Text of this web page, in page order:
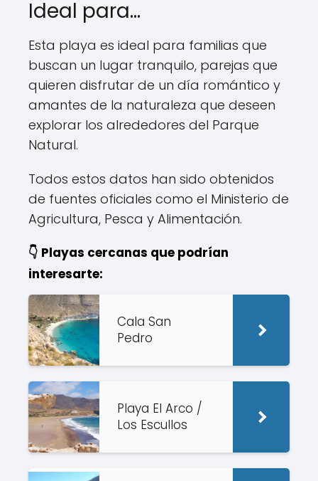
Ideal para…
Esta playa es ideal para familias que
buscan un lugar tranquilo, parejas que
quieren disfrutar de un día romántico y
amantes de la naturaleza que deseen
explorar los alrededores del Parque
Natural.
Todos estos datos han sido obtenidos
de fuentes oficiales como el Ministerio de
Agricultura, Pesca y Alimentación.
👇 Playas cercanas que podrían
interesarte:
Cala San
Pedro
Playa El Arco /
Los Escullos